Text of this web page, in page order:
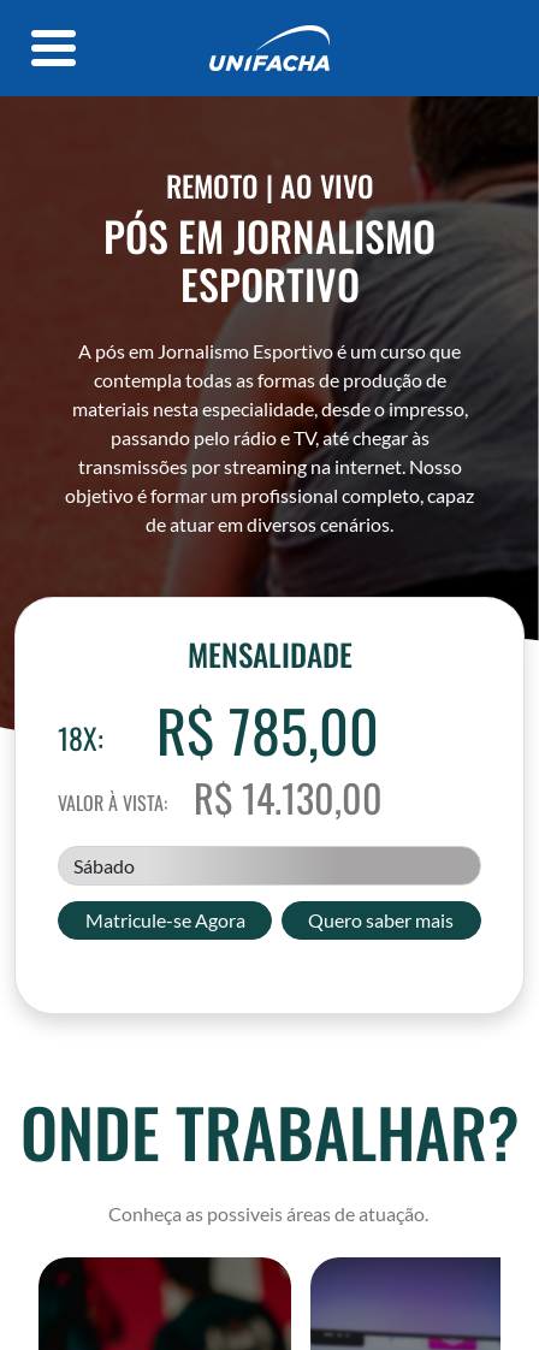
REMOTO | AO VIVO
PÓS EM JORNALISMO
ESPORTIVO
A pós em Jornalismo Esportivo é um curso que
contempla todas as formas de produção de
materiais nesta especialidade, desde o impresso,
passando pelo rádio e TV, até chegar às
transmissões por streaming na internet. Nosso
objetivo é formar um profissional completo, capaz
de atuar em diversos cenários.
MENSALIDADE
18X: R$ 785,00
VALOR À VISTA: R$ 14.130,00
Sábado
Matricule-se Agora Quero saber mais
ONDE TRABALHAR?
Conheça as possiveis áreas de atuação.